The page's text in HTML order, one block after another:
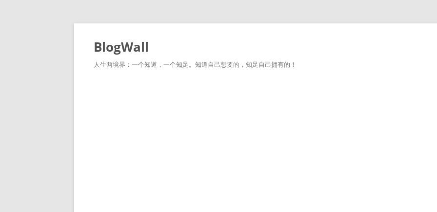
跳
正
文
BlogWall
人生两境界：一个知道，一个知足。知道自己想要的，知足自己拥有的！